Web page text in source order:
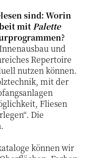
sind: Worin
mitPalette
und
Repertoire
nutzen können.
mit der
Fliesen
Die
können wir